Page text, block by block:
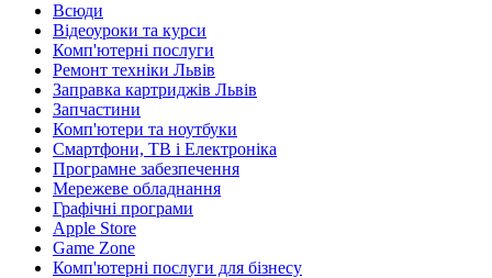
Всюди
Відеоуроки та курси
Комп'ютерні послуги
Ремонт техніки Львів
Заправка картриджів Львів
Запчастини
Комп'ютери та ноутбуки
Смартфони, ТВ і Електроніка
Програмне забезпечення
Мережеве обладнання
Графічні програми
Apple Store
Game Zone
Комп'ютерні послуги для бізнесу